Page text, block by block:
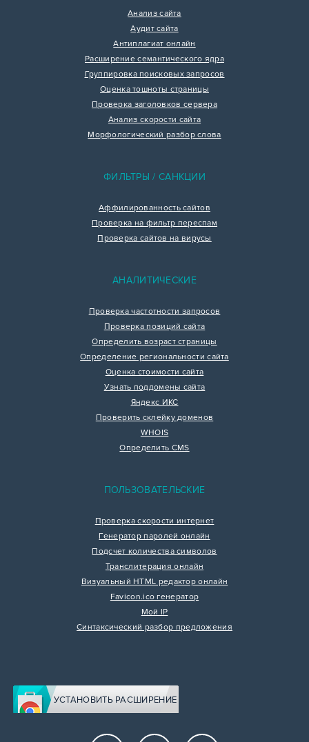
Анализ сайта
Аудит сайта
Антиплагиат онлайн
Расширение семантического ядра
Группировка поисковых запросов
Оценка тошноты страницы
Проверка заголовков сервера
Анализ скорости сайта
Морфологический разбор слова
ФИЛЬТРЫ / САНКЦИИ
Аффилированность сайтов
Проверка на фильтр переспам
Проверка сайтов на вирусы
АНАЛИТИЧЕСКИЕ
Проверка частотности запросов
Проверка позиций сайта
Определить возраст страницы
Определение региональности сайта
Оценка стоимости сайта
Узнать поддомены сайта
Яндекс ИКС
Проверить склейку доменов
WHOIS
Определить CMS
ПОЛЬЗОВАТЕЛЬСКИЕ
Проверка скорости интернет
Генератор паролей онлайн
Подсчет количества символов
Транслитерация онлайн
Визуальный HTML редактор онлайн
Favicon.ico генератор
Мой IP
Синтаксический разбор предложения
УСТАНОВИТЬ РАСШИРЕНИЕ